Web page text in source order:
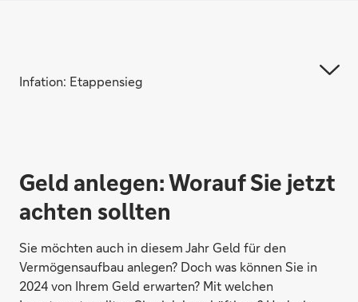
Infation: Etappensieg
Geld anlegen: Worauf Sie jetzt
achten sollten
Sie möchten auch in diesem Jahr Geld für den
Vermögensaufbau anlegen? Doch was können Sie in
2024 von Ihrem Geld erwarten? Mit welchen